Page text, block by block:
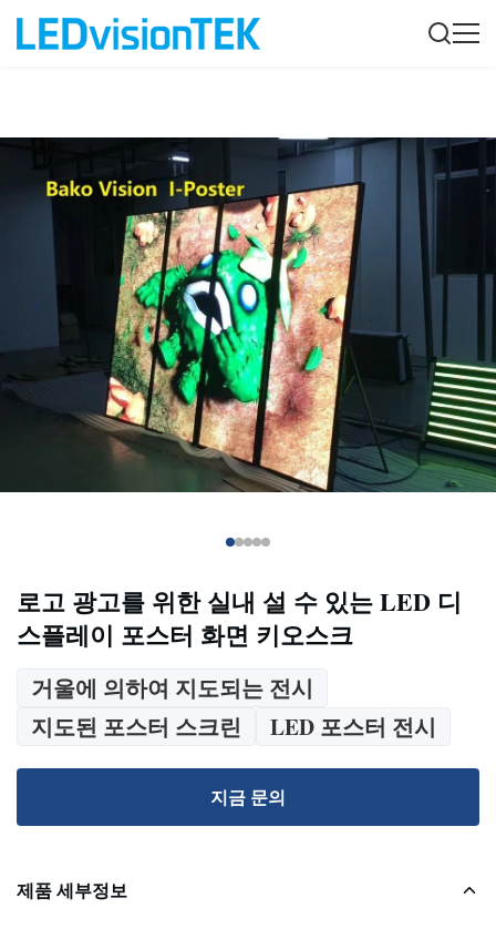
로고 광고를 위한 실내 설 수 있는 LED 디
스플레이 포스터 화면 키오스크
거울에 의하여 지도되는 전시
지도된 포스터 스크린
LED 포스터 전시
지금 문의
제품 세부정보